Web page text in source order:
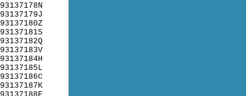
93137178N
93137179J
93137180Z
93137181S
93137182Q
93137183V
93137184H
93137185L
93137186C
93137187K